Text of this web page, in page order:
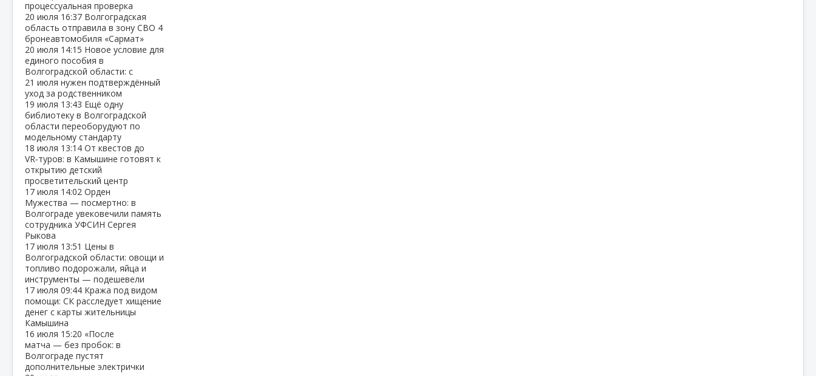
процессуальная проверка
20 июля 16:37 Волгоградская
область отправила в зону СВО 4
бронеавтомобиля «Сармат»
20 июля 14:15 Новое условие для
единого пособия в
Волгоградской области: с
21 июля нужен подтверждённый
уход за родственником
19 июля 13:43 Ещё одну
библиотеку в Волгоградской
области переоборудуют по
модельному стандарту
18 июля 13:14 От квестов до
VR‑туров: в Камышине готовят к
открытию детский
просветительский центр
17 июля 14:02 Орден
Мужества — посмертно: в
Волгограде увековечили память
сотрудника УФСИН Сергея
Рыкова
17 июля 13:51 Цены в
Волгоградской области: овощи и
топливо подорожали, яйца и
инструменты — подешевели
17 июля 09:44 Кража под видом
помощи: СК расследует хищение
денег с карты жительницы
Камышина
16 июля 15:20 «После
матча — без пробок: в
Волгограде пустят
дополнительные электрички